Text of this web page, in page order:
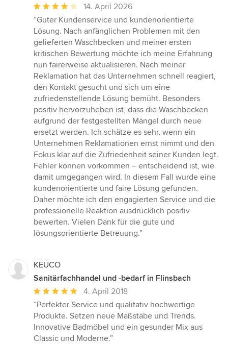
Durchschnittliche
Bewertung:
4
von
5
Sternen
14. April 2026
“Guter Kundenservice und kundenorientierte
Lösung. Nach anfänglichen Problemen mit den
gelieferten Waschbecken und meiner ersten
kritischen Bewertung möchte ich meine Erfahrung
nun fairerweise aktualisieren. Nach meiner
Reklamation hat das Unternehmen schnell reagiert,
den Kontakt gesucht und sich um eine
zufriedenstellende Lösung bemüht. Besonders
positiv hervorzuheben ist, dass die Waschbecken
aufgrund der festgestellten Mängel durch neue
ersetzt werden. Ich schätze es sehr, wenn ein
Unternehmen Reklamationen ernst nimmt und den
Fokus klar auf die Zufriedenheit seiner Kunden legt.
Fehler können vorkommen – entscheidend ist, wie
damit umgegangen wird. In diesem Fall wurde eine
kundenorientierte und faire Lösung gefunden.
Daher möchte ich den engagierten Service und die
professionelle Reaktion ausdrücklich positiv
bewerten. Vielen Dank für die gute und
lösungsorientierte Betreuung.”
KEUCO
Sanitärfachhandel und -bedarf in Flinsbach
Durchschnittliche
Bewertung:
5
von
5
4. April 2018
“Perfekter Service und qualitativ hochwertige
Produkte. Setzen neue Maßstäbe und Trends.
Innovative Badmöbel und ein gesunder Mix aus
Classic und Moderne.”